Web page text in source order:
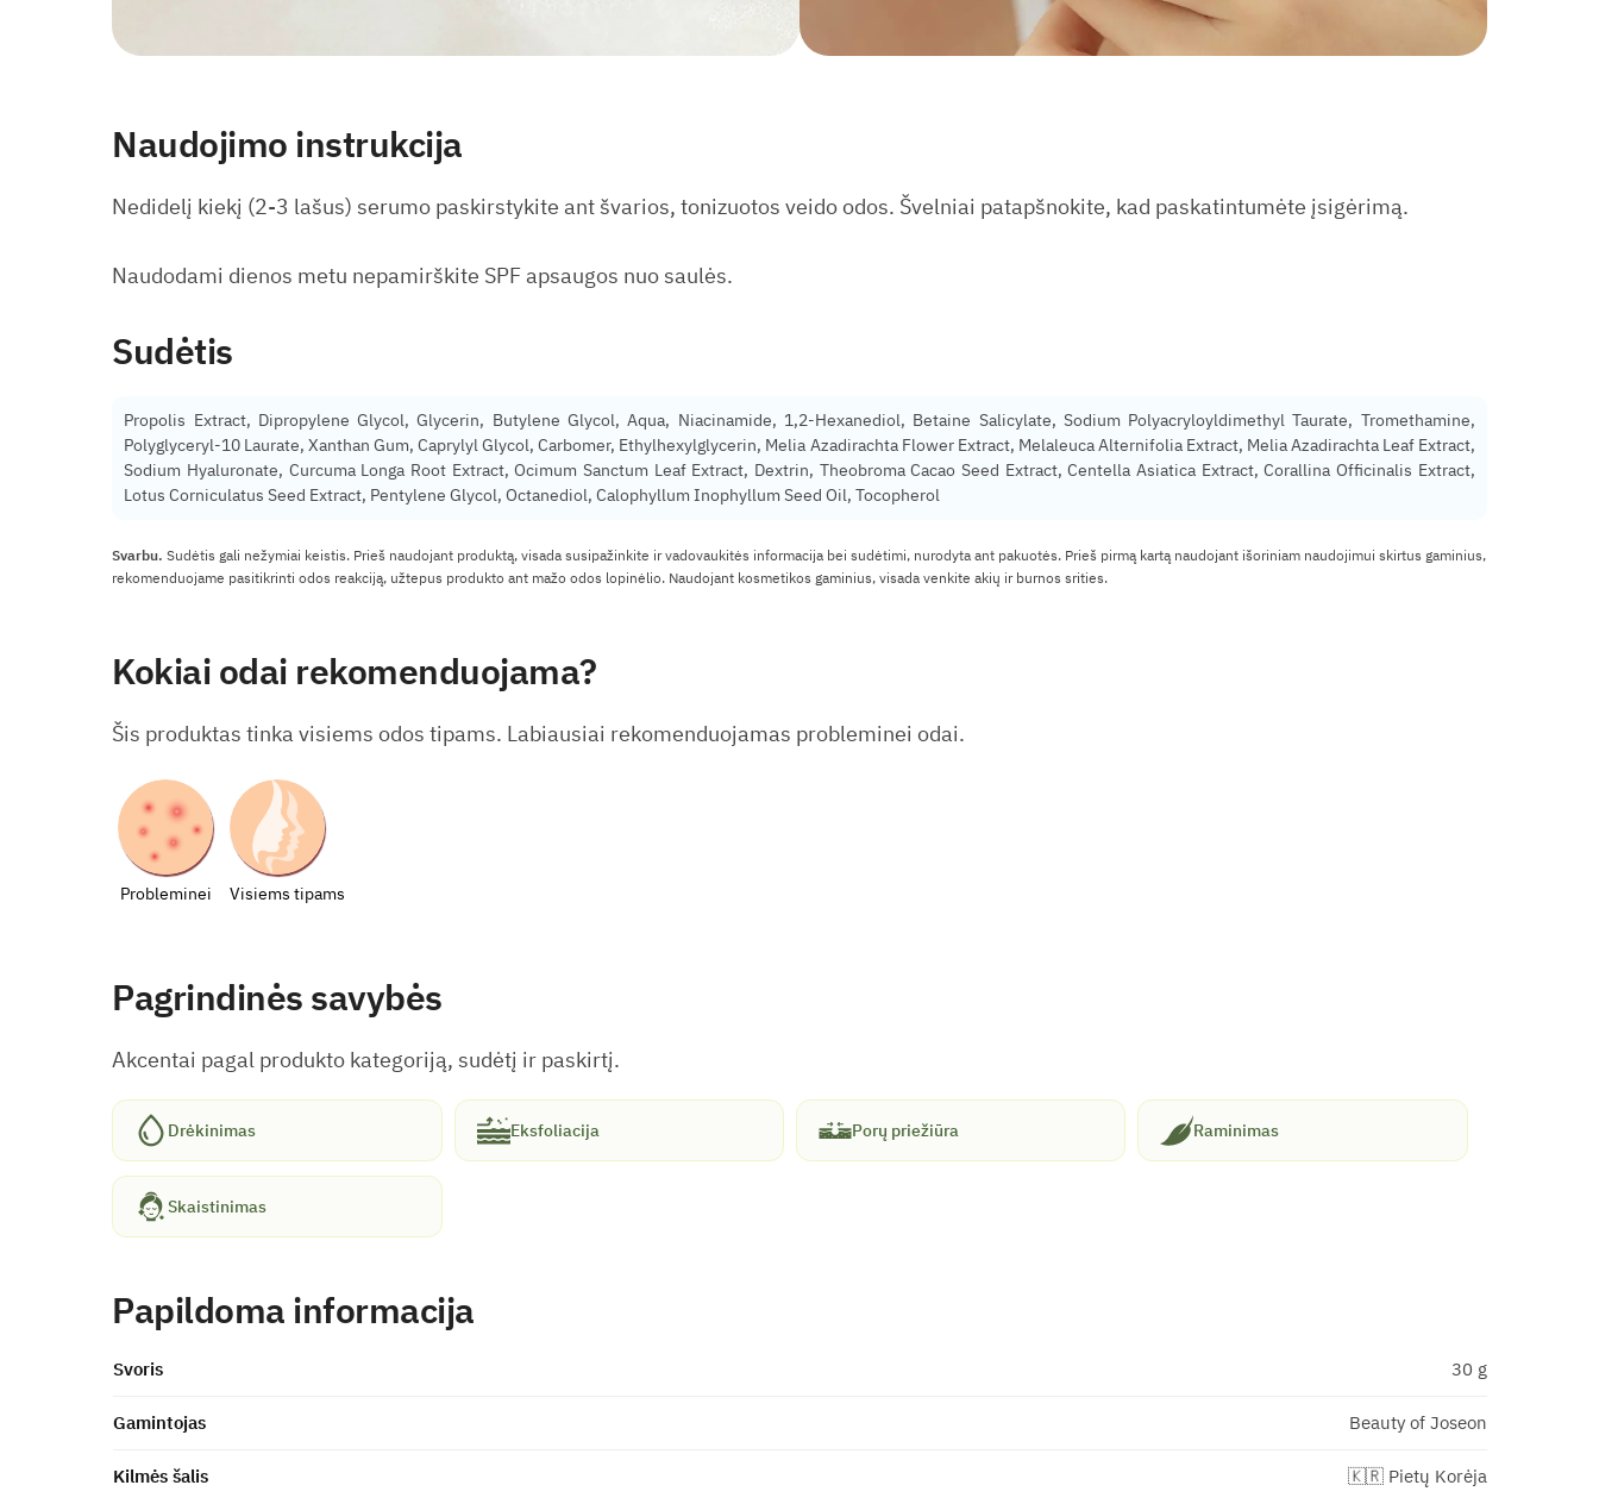
Naudojimo instrukcija
Nedidelį kiekį (2-3 lašus) serumo paskirstykite ant švarios, tonizuotos veido odos. Švelniai patapšnokite, kad paskatintumėte įsigėrimą.
Naudodami dienos metu nepamirškite SPF apsaugos nuo saulės.
Sudėtis
Propolis Extract, Dipropylene Glycol, Glycerin, Butylene Glycol, Aqua, Niacinamide, 1,2-Hexanediol, Betaine Salicylate, Sodium Polyacryloyldimethyl Taurate, Tromethamine,
Polyglyceryl-10 Laurate, Xanthan Gum, Caprylyl Glycol, Carbomer, Ethylhexylglycerin, Melia Azadirachta Flower Extract, Melaleuca Alternifolia Extract, Melia Azadirachta Leaf Extract,
Sodium Hyaluronate, Curcuma Longa Root Extract, Ocimum Sanctum Leaf Extract, Dextrin, Theobroma Cacao Seed Extract, Centella Asiatica Extract, Corallina Officinalis Extract,
Lotus Corniculatus Seed Extract, Pentylene Glycol, Octanediol, Calophyllum Inophyllum Seed Oil, Tocopherol
Svarbu. Sudėtis gali nežymiai keistis. Prieš naudojant produktą, visada susipažinkite ir vadovaukitės informacija bei sudėtimi, nurodyta ant pakuotės. Prieš pirmą kartą naudojant išoriniam naudojimui skirtus gaminius,
rekomenduojame pasitikrinti odos reakciją, užtepus produkto ant mažo odos lopinėlio. Naudojant kosmetikos gaminius, visada venkite akių ir burnos srities.
Kokiai odai rekomenduojama?
Šis produktas tinka visiems odos tipams. Labiausiai rekomenduojamas probleminei odai.
Probleminei Visiems tipams
Pagrindinės savybės
Akcentai pagal produkto kategoriją, sudėtį ir paskirtį.
Drėkinimas Eksfoliacija Porų priežiūra Raminimas
Skaistinimas
Papildoma informacija
Svoris 30 g
Gamintojas Beauty of Joseon
Kilmės šalis 🇰🇷 Pietų Korėja